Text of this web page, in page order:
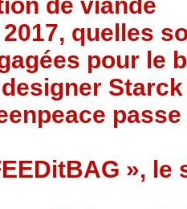
2017, quelles
pour le
», le